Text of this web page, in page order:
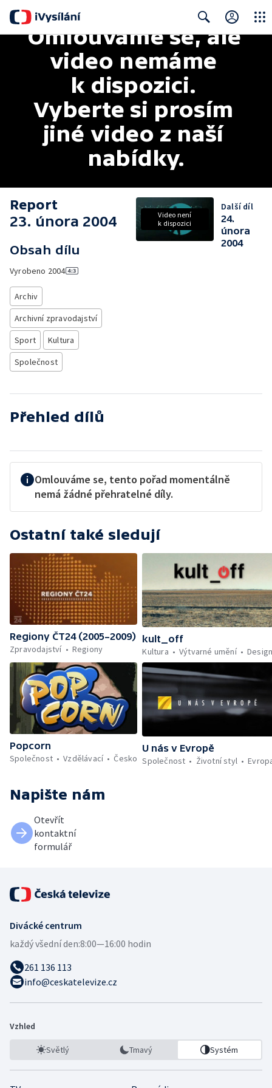
Search
Omlouváme se, ale
video nemáme
k dispozici.
Vyberte si prosím
jiné video z naší
nabídky.
Report
23. února 2004
Obsah dílu
Vyrobeno 2004
Archiv
Archivní zpravodajství
Sport
Kultura
Společnost
Video není
k dispozici
Další díl
24.
února
2004
Přehled dílů
Omlouváme se, tento pořad momentálně
nemá žádné přehratelné díly.
Ostatní také sledují
Regiony ČT24 (2005–2009)
Zpravodajství
Regiony
kult_off
Kultura
Výtvarné umění
Popcorn
Společnost
Vzdělávací Česko
U nás v Evropě
Společnost
Životní styl
Napište nám
Otevřít
kontaktní
formulář
Divácké centrum
každý všední den:8:00—16:00 hodin
261 136 113
info@ceskatelevize.cz
Vzhled
Světlý Tmavý Systém